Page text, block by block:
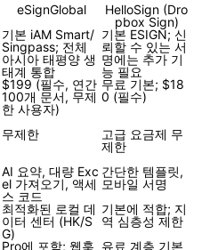
eSignGlobal
HelloSign (Dro
pbox Sign)
기본 iAM Smart/
Singpass; 전체
아시아 태평양 생
태계 통합
기본 ESIGN; 신
뢰할 수 있는 서
명에는 추가 기
능 필요
$199 (필수, 연간
100개 문서, 무제
한 사용자)
무료 기본; $18
0 (필수)
무제한
고급 요금제 무
제한
AI 요약, 대량 Exc
el 가져오기, 액세
스 코드
간단한 템플릿,
모바일 서명
최적화된 로컬 데
이터 센터 (HK/S
G)
기본에 적합; 지
역 심층성 제한
Pro에 포함; 웹훅 유료 계층 기본